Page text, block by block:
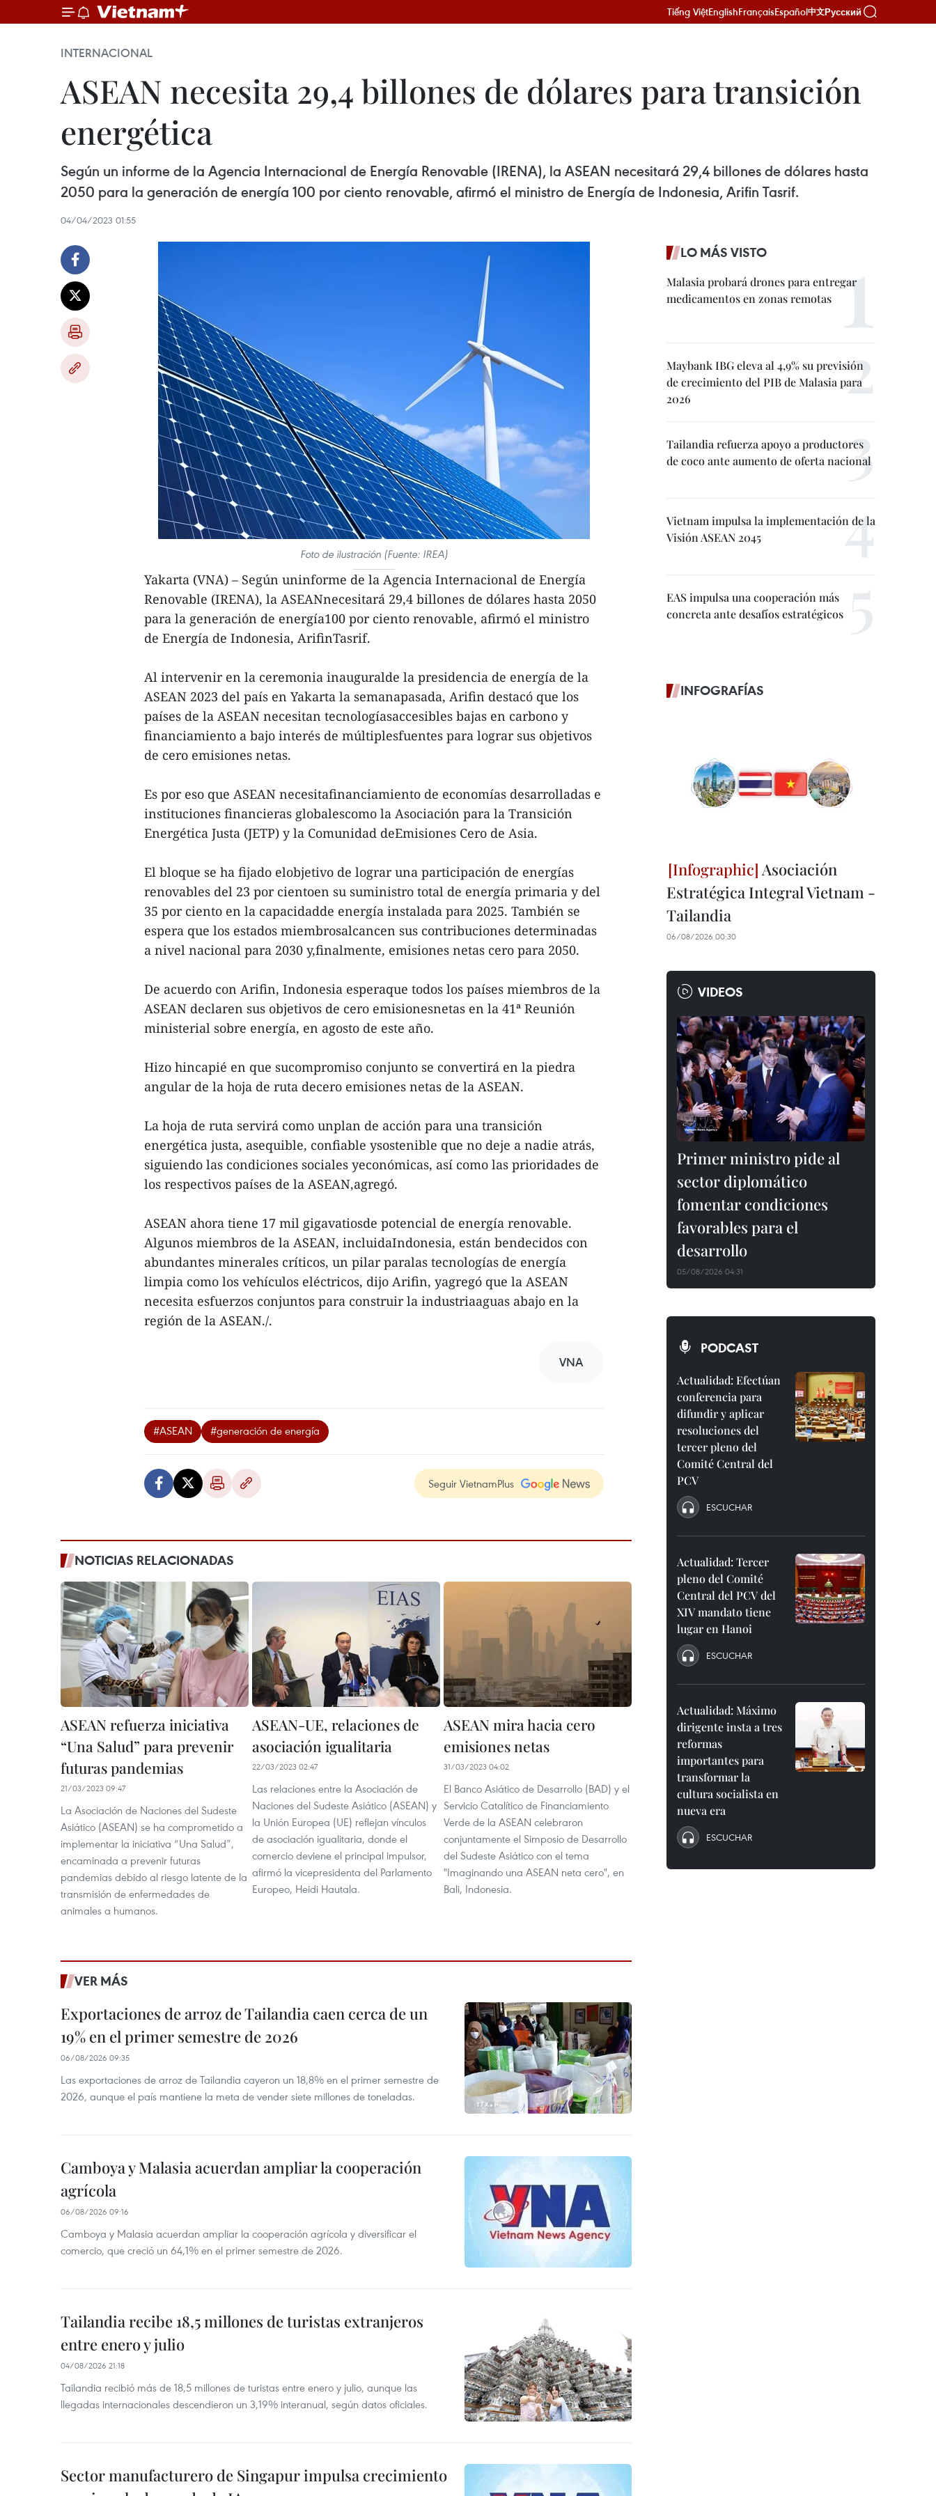
Tiếng ViệtEnglishFrançaisEspañol中文Русский
INTERNACIONAL
ASEAN necesita 29,4 billones de dólares para transición
energética
Según un informe de la Agencia Internacional de Energía Renovable (IRENA), la ASEAN necesitará 29,4 billones de dólares hasta
2050 para la generación de energía 100 por ciento renovable, afirmó el ministro de Energía de Indonesia, Arifin Tasrif.
04/04/2023 01:55
Foto de ilustración (Fuente: IREA)
Yakarta (VNA) – Según uninforme de la Agencia Internacional de Energía
Renovable (IRENA), la ASEANnecesitará 29,4 billones de dólares hasta 2050
para la generación de energía100 por ciento renovable, afirmó el ministro
de Energía de Indonesia, ArifinTasrif.
Al intervenir en la ceremonia inauguralde la presidencia de energía de la
ASEAN 2023 del país en Yakarta la semanapasada, Arifin destacó que los
países de la ASEAN necesitan tecnologíasaccesibles bajas en carbono y
financiamiento a bajo interés de múltiplesfuentes para lograr sus objetivos
de cero emisiones netas.
Es por eso que ASEAN necesitafinanciamiento de economías desarrolladas e
instituciones financieras globalescomo la Asociación para la Transición
Energética Justa (JETP) y la Comunidad deEmisiones Cero de Asia.
El bloque se ha fijado elobjetivo de lograr una participación de energías
renovables del 23 por cientoen su suministro total de energía primaria y del
35 por ciento en la capacidadde energía instalada para 2025. También se
espera que los estados miembrosalcancen sus contribuciones determinadas
a nivel nacional para 2030 y,finalmente, emisiones netas cero para 2050.
De acuerdo con Arifin, Indonesia esperaque todos los países miembros de la
ASEAN declaren sus objetivos de cero emisionesnetas en la 41ª Reunión
ministerial sobre energía, en agosto de este año.
Hizo hincapié en que sucompromiso conjunto se convertirá en la piedra
angular de la hoja de ruta decero emisiones netas de la ASEAN.
La hoja de ruta servirá como unplan de acción para una transición
energética justa, asequible, confiable ysostenible que no deje a nadie atrás,
siguiendo las condiciones sociales yeconómicas, así como las prioridades de
los respectivos países de la ASEAN,agregó.
ASEAN ahora tiene 17 mil gigavatiosde potencial de energía renovable.
Algunos miembros de la ASEAN, incluidaIndonesia, están bendecidos con
abundantes minerales críticos, un pilar paralas tecnologías de energía
limpia como los vehículos eléctricos, dijo Arifin, yagregó que la ASEAN
necesita esfuerzos conjuntos para construir la industriaaguas abajo en la
región de la ASEAN./.
VNA
#ASEAN #generación de energía
Seguir VietnamPlus
NOTICIAS RELACIONADAS
ASEAN refuerza iniciativa
“Una Salud” para prevenir
futuras pandemias
21/03/2023 09:47
La Asociación de Naciones del Sudeste
Asiático (ASEAN) se ha comprometido a
implementar la iniciativa “Una Salud”,
encaminada a prevenir futuras
pandemias debido al riesgo latente de la
transmisión de enfermedades de
animales a humanos.
ASEAN-UE, relaciones de
asociación igualitaria
22/03/2023 02:47
Las relaciones entre la Asociación de
Naciones del Sudeste Asiático (ASEAN) y
la Unión Europea (UE) reflejan vínculos
de asociación igualitaria, donde el
comercio deviene el principal impulsor,
afirmó la vicepresidenta del Parlamento
Europeo, Heidi Hautala.
ASEAN mira hacia cero
emisiones netas
31/03/2023 04:02
El Banco Asiático de Desarrollo (BAD) y el
Servicio Catalítico de Financiamiento
Verde de la ASEAN celebraron
conjuntamente el Simposio de Desarrollo
del Sudeste Asiático con el tema
"Imaginando una ASEAN neta cero", en
Bali, Indonesia.
VER MÁS
Exportaciones de arroz de Tailandia caen cerca de un
19% en el primer semestre de 2026
06/08/2026 09:35
Las exportaciones de arroz de Tailandia cayeron un 18,8% en el primer semestre de
2026, aunque el país mantiene la meta de vender siete millones de toneladas.
Camboya y Malasia acuerdan ampliar la cooperación
agrícola
06/08/2026 09:16
Camboya y Malasia acuerdan ampliar la cooperación agrícola y diversificar el
comercio, que creció un 64,1% en el primer semestre de 2026.
Tailandia recibe 18,5 millones de turistas extranjeros
entre enero y julio
04/08/2026 21:18
Tailandia recibió más de 18,5 millones de turistas entre enero y julio, aunque las
llegadas internacionales descendieron un 3,19% interanual, según datos oficiales.
Sector manufacturero de Singapur impulsa crecimiento
LO MÁS VISTO
Malasia probará drones para entregar
medicamentos en zonas remotas
Maybank IBG eleva al 4,9% su previsión
de crecimiento del PIB de Malasia para
2026
Tailandia refuerza apoyo a productores
de coco ante aumento de oferta nacional
Vietnam impulsa la implementación de la
Visión ASEAN 2045
EAS impulsa una cooperación más
concreta ante desafíos estratégicos
INFOGRAFÍAS
Asociación
Estratégica Integral Vietnam -
Tailandia
06/08/2026 00:30
VIDEOS
Primer ministro pide al
sector diplomático
fomentar condiciones
favorables para el
desarrollo
05/08/2026 04:31
PODCAST
Actualidad: Efectúan
conferencia para
difundir y aplicar
resoluciones del
tercer pleno del
Comité Central del
PCV
ESCUCHAR
Actualidad: Tercer
pleno del Comité
Central del PCV del
XIV mandato tiene
lugar en Hanoi
ESCUCHAR
Actualidad: Máximo
dirigente insta a tres
reformas
importantes para
transformar la
cultura socialista en
nueva era
ESCUCHAR